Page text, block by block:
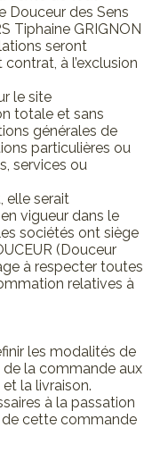
Douceur des Sens
Tiphaine GRIGNON
seront
à l’exclusion
le site
totale et sans
générales de
particulières ou
services ou
elle serait
vigueur dans le
sociétés ont siège
(Douceur
à respecter toutes
relatives à
les modalités de
de la commande aux
la livraison.
à la passation
cette commande